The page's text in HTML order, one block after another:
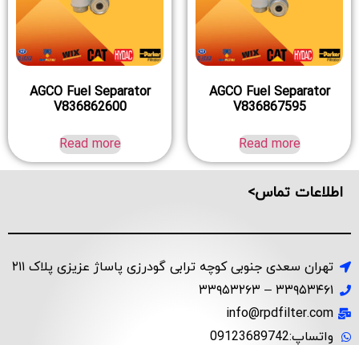
AGCO Fuel Separator
V836867595
Read more
AGCO Fuel Separator
V836862600
Read more
اطلاعات تماس>
تهران سعدی جنوبی کوچه ترابی گودرزی پاساژ عزیزی پلاک ۲۱۱
۳۳۹۵۳۴۶۱ – ۳۳۹۵۳۲۶۳
info@rpdfilter.com
واتساپ:09123689742